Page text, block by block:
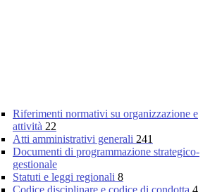
Riferimenti normativi su organizzazione e
attività 22
Atti amministrativi generali 241
Documenti di programmazione strategico-
gestionale
Statuti e leggi regionali 8